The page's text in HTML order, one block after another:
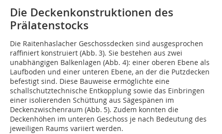
Die Deckenkonstruktionen des
Prälatenstocks
Die Raitenhaslacher Geschossdecken sind ausgesprochen
raffiniert konstruiert (Abb. 3). Sie bestehen aus zwei
unabhängigen Balken­lagen (Abb. 4): einer oberen Ebene als
Laufboden und einer unteren Ebene, an der die Putzdecken
befestigt sind. Diese Bauweise ermöglichte eine
schallschutztechnische Entkopplung sowie das Einbringen
einer isolierenden Schüttung aus Sägespänen im
Deckenzwischenraum (Abb. 5). Zudem konnten die
Deckenhöhen im unteren Geschoss je nach Bedeutung des
jeweiligen Raums variiert werden.